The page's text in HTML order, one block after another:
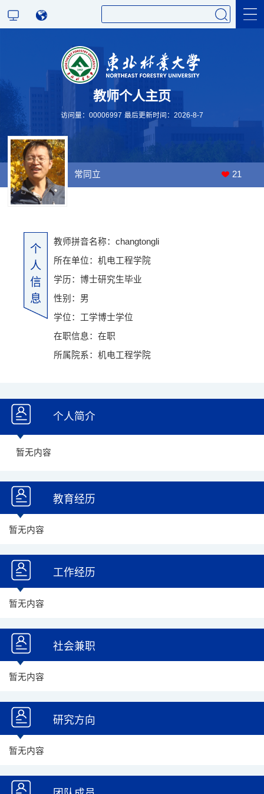
科学研究
教师个人主页
访问量： 00006997 最后更新时间： 2026-8-7
常同立 21
个
人
信
息
教师拼音名称：changtongli
所在单位：机电工程学院
学历：博士研究生毕业
性别：男
学位：工学博士学位
在职信息：在职
所属院系：机电工程学院
个人简介
暂无内容
教育经历
暂无内容
工作经历
暂无内容
社会兼职
暂无内容
研究方向
暂无内容